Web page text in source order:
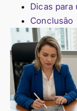
Dicas para
Conclusão